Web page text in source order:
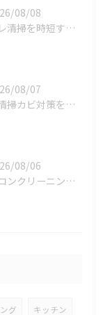
08/08
トイレ清掃を時短するコツと埼玉県越谷市で実践できる簡単ノウハウ
08/07
浴室清掃カビ対策を徹底比較し埼玉県越谷市で効率よく再発を防ぐ方法
08/06
エアコンクリーニングの効果と埼玉県越谷市で費用対効果を高める店舗・事務所の選び方
グ キッチン